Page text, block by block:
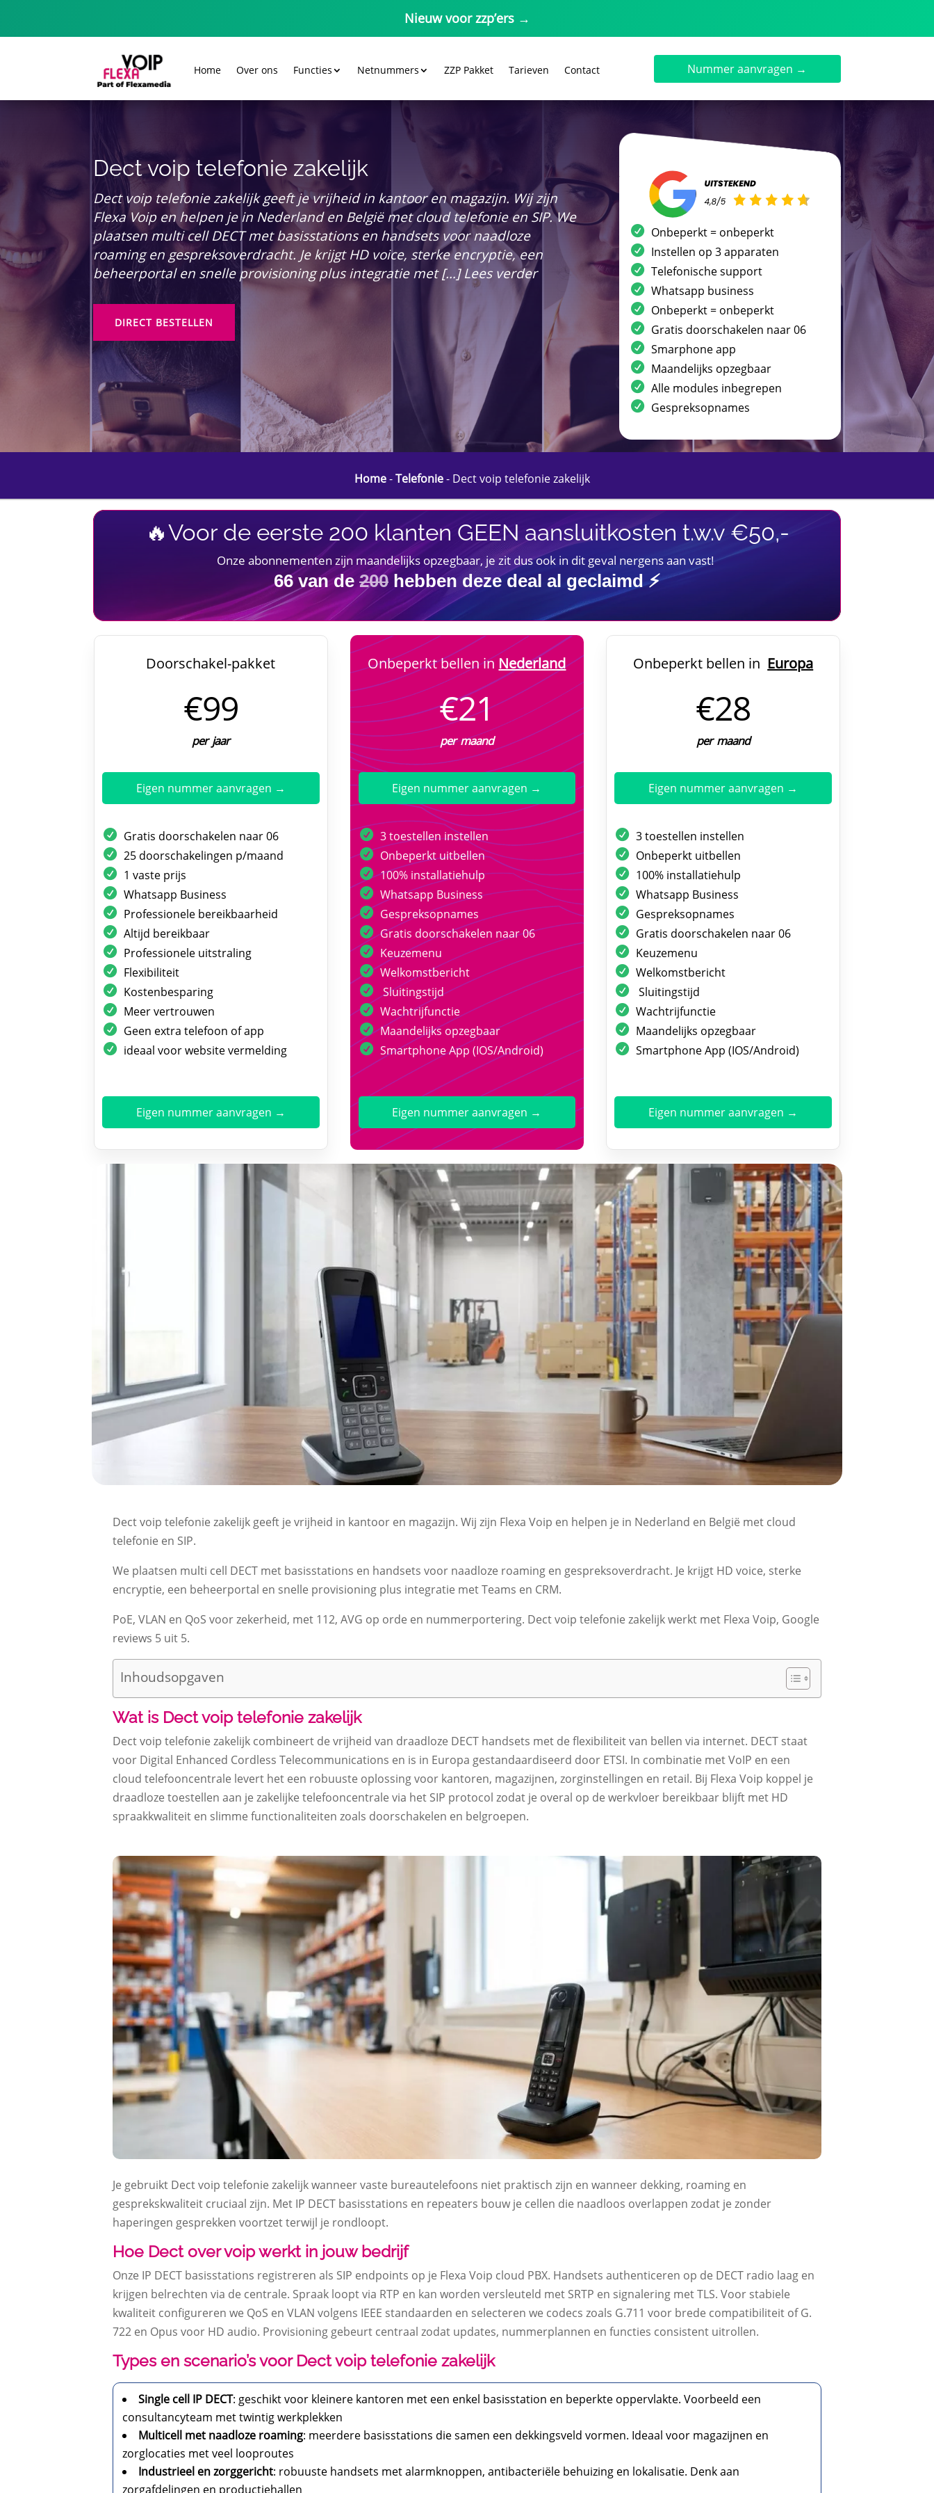
Nieuw voor zzp’ers →
Home Over ons Functies Netnummers ZZP Pakket Tarieven Contact Nummer aanvragen →
Dect voip telefonie zakelijk
Dect voip telefonie zakelijk geeft je vrijheid in kantoor en magazijn.​ Wij zijn
Flexa Voip en helpen je in Nederland en België met cloud telefonie en SIP.​ We
plaatsen multi cell DECT met basisstations en handsets voor naadloze
roaming en gespreksoverdracht.​ Je krijgt HD voice, sterke encryptie, een
beheerportal en snelle provisioning plus integratie met […] Lees verder
DIRECT BESTELLEN
Onbeperkt = onbeperkt
Instellen op 3 apparaten
Telefonische support
Whatsapp business
Onbeperkt = onbeperkt
Gratis doorschakelen naar 06
Smarphone app
Maandelijks opzegbaar
Alle modules inbegrepen
Gespreksopnames
Home-Telefonie- Dect voip telefonie zakelijk
🔥Voor de eerste 200 klanten GEEN aansluitkosten t.w.v €50,-
Onze abonnementen zijn maandelijks opzegbaar, je zit dus ook in dit geval nergens aan vast!
66van de200 hebben deze deal al geclaimd ⚡
Doorschakel-pakket
€99
per jaar
Eigen nummer aanvragen →
Gratis doorschakelen naar 06
25 doorschakelingen p/maand
1 vaste prijs
Whatsapp Business
Professionele bereikbaarheid
Altijd bereikbaar
Professionele uitstraling
Flexibiliteit
Kostenbesparing
Meer vertrouwen
Geen extra telefoon of app
ideaal voor website vermelding
Eigen nummer aanvragen →
Onbeperkt bellen in Nederland
€21
per maand
Eigen nummer aanvragen →
3 toestellen instellen
Onbeperkt uitbellen
100% installatiehulp
Whatsapp Business
Gespreksopnames
Gratis doorschakelen naar 06
Keuzemenu
Welkomstbericht
Sluitingstijd
Wachtrijfunctie
Maandelijks opzegbaar
Smartphone App (IOS/Android)
Eigen nummer aanvragen →
Onbeperkt bellen in Europa
€28
per maand
Eigen nummer aanvragen →
3 toestellen instellen
Onbeperkt uitbellen
100% installatiehulp
Whatsapp Business
Gespreksopnames
Gratis doorschakelen naar 06
Keuzemenu
Welkomstbericht
Sluitingstijd
Wachtrijfunctie
Maandelijks opzegbaar
Smartphone App (IOS/Android)
Eigen nummer aanvragen →
Dect voip telefonie zakelijk geeft je vrijheid in kantoor en magazijn.​ Wij zijn Flexa Voip en helpen je in Nederland en België met cloud
telefonie en SIP.​
We plaatsen multi cell DECT met basisstations en handsets voor naadloze roaming en gespreksoverdracht.​ Je krijgt HD voice, sterke
encryptie, een beheerportal en snelle provisioning plus integratie met Teams en CRM.​
PoE, VLAN en QoS voor zekerheid, met 112, AVG op orde en nummerportering.​ Dect voip telefonie zakelijk werkt met Flexa Voip, Google
reviews 5 uit 5.​
Inhoudsopgaven
Wat is Dect voip telefonie zakelijk
Dect voip telefonie zakelijk combineert de vrijheid van draadloze DECT handsets met de flexibiliteit van bellen via internet.​ DECT staat
voor Digital Enhanced Cordless Telecommunications en is in Europa gestandaardiseerd door ETSI.​ In combinatie met VoIP en een
cloud telefooncentrale levert het een robuuste oplossing voor kantoren, magazijnen, zorginstellingen en retail.​ Bij Flexa Voip koppel je
draadloze toestellen aan je zakelijke telefooncentrale via het SIP protocol zodat je overal op de werkvloer bereikbaar blijft met HD
spraakkwaliteit en slimme functionaliteiten zoals doorschakelen en belgroepen.​
Je gebruikt Dect voip telefonie zakelijk wanneer vaste bureautelefoons niet praktisch zijn en wanneer dekking, roaming en
gesprekskwaliteit cruciaal zijn.​ Met IP DECT basisstations en repeaters bouw je cellen die naadloos overlappen zodat je zonder
haperingen gesprekken voortzet terwijl je rondloopt.​
Hoe Dect over voip werkt in jouw bedrijf
Onze IP DECT basisstations registreren als SIP endpoints op je Flexa Voip cloud PBX.​ Handsets authenticeren op de DECT radio laag en
krijgen belrechten via de centrale.​ Spraak loopt via RTP en kan worden versleuteld met SRTP en signalering met TLS.​ Voor stabiele
kwaliteit configureren we QoS en VLAN volgens IEEE standaarden en selecteren we codecs zoals G.​711 voor brede compatibiliteit of G.​
722 en Opus voor HD audio.​ Provisioning gebeurt centraal zodat updates, nummerplannen en functies consistent uitrollen.​
Types en scenario’s voor Dect voip telefonie zakelijk
Single cell IP DECT: geschikt voor kleinere kantoren met een enkel basisstation en beperkte oppervlakte.​ Voorbeeld een
consultancyteam met twintig werkplekken
Multicell met naadloze roaming: meerdere basisstations die samen een dekkingsveld vormen.​ Ideaal voor magazijnen en
zorglocaties met veel looproutes
Industrieel en zorggericht: robuuste handsets met alarmknoppen, antibacteriële behuizing en lokalisatie.​ Denk aan
zorgafdelingen en productiehallen